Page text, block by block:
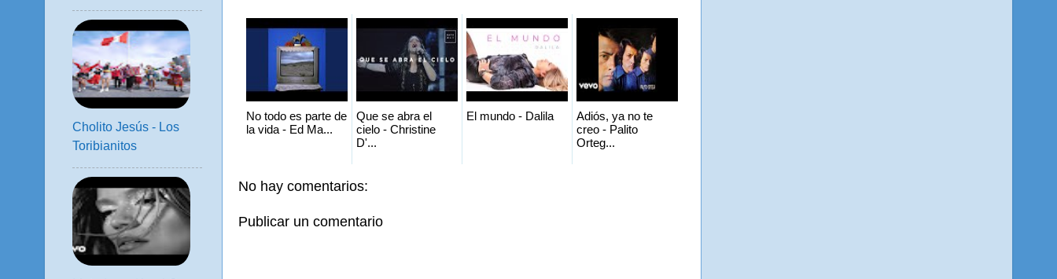
No todo es parte de
la vida - Ed Ma...
Que se abra el
cielo - Christine
D'...
El mundo - Dalila
Adiós, ya no te
creo - Palito
Orteg...
No hay comentarios:
Publicar un comentario
Cholito Jesús - Los
Toribianitos